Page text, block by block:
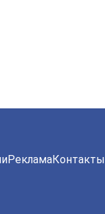
РекламаКонтакты